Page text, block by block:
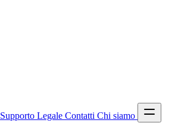
Supporto Legale Contatti Chi siamo